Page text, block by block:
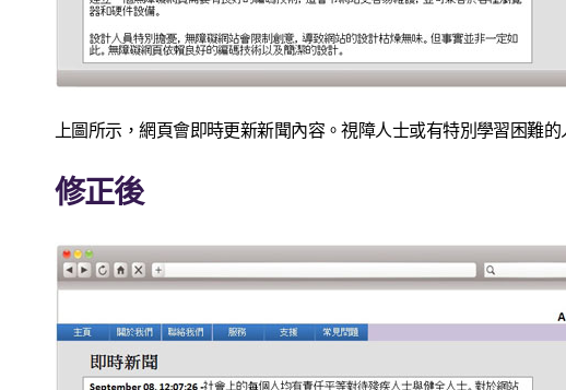
上圖所示，網頁會即時更新新聞內容。視障人士或有特別學習困難
修正後